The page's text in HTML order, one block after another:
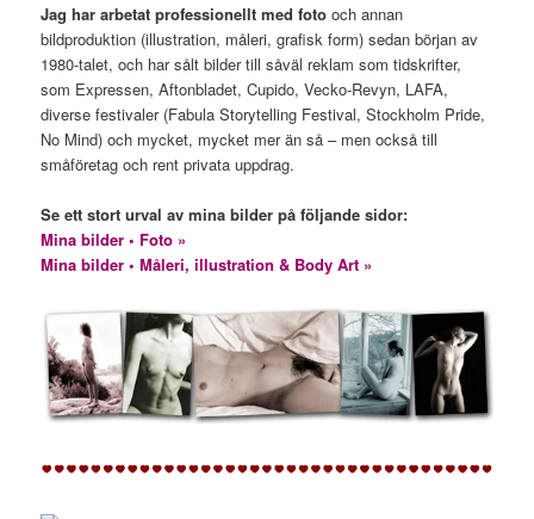
Jag har arbetat professionellt med foto och annan
bildproduktion (illustration, måleri, grafisk form) sedan början av
1980-talet, och har sålt bilder till såväl reklam som tidskrifter,
som Expressen, Aftonbladet, Cupido, Vecko-Revyn, LAFA,
diverse festivaler (Fabula Storytelling Festival, Stockholm Pride,
No Mind) och mycket, mycket mer än så – men också till
småföretag och rent privata uppdrag.
Se ett stort urval av mina bilder på följande sidor:
Mina bilder • Foto »
Mina bilder • Måleri, illustration & Body Art »